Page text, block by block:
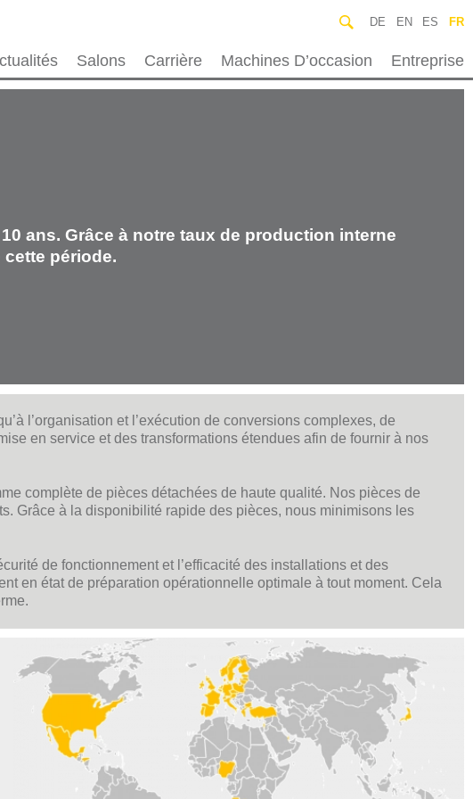
Salons Carrière Machines D’occasion Entreprise
DE EN ES FR
ans. Grâce à notre taux de production interne
période.
l’organisation et l’exécution de conversions complexes, de
en service et des transformations étendues afin de fournir à nos
complète de pièces détachées de haute qualité. Nos pièces de
Grâce à la disponibilité rapide des pièces, nous minimisons les
de fonctionnement et l’efficacité des installations et des
en état de préparation opérationnelle optimale à tout moment. Cela